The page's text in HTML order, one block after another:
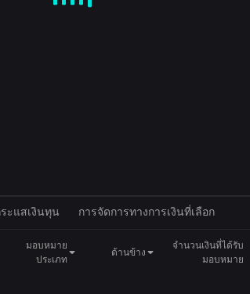
ะแสเงินทุน การจัดการทางการเงินที่เลือก
มอบหมาย
ประเภท
ด้านข้าง
จำนวนเงินที่ได้รับ
มอบหมาย